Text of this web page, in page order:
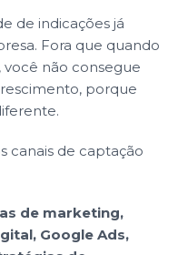
de indicações já
Fora que quando
você não consegue
porque
canais de captação
de marketing,
Google Ads,